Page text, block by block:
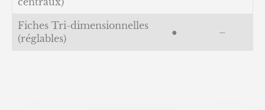
Fiches Tri-dimensionnelles
(réglables)
● –